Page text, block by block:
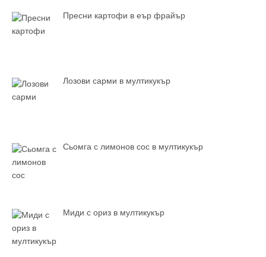
Пресни картофи в еър фрайър
Лозови сарми в мултикукър
Сьомга с лимонов сос в мултикукър
Миди с ориз в мултикукър